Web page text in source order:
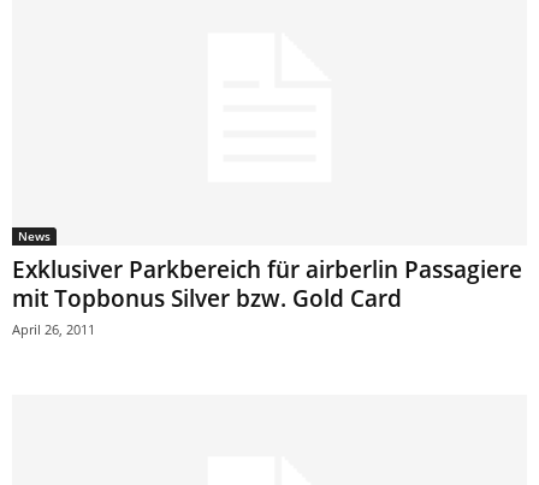
News
Exklusiver Parkbereich für airberlin Passagiere
mit Topbonus Silver bzw. Gold Card
April 26, 2011